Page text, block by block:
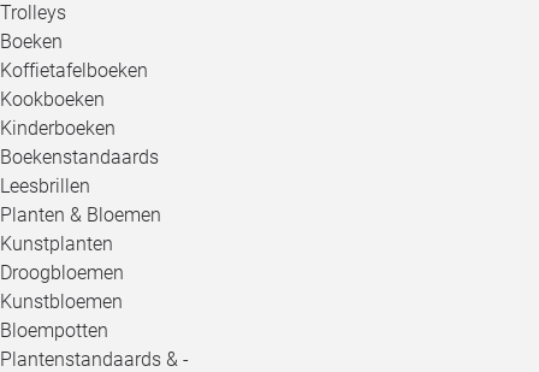
Trolleys
Boeken
Koffietafelboeken
Kookboeken
Kinderboeken
Boekenstandaards
Leesbrillen
Planten & Bloemen
Kunstplanten
Droogbloemen
Kunstbloemen
Bloempotten
Plantenstandaards & -